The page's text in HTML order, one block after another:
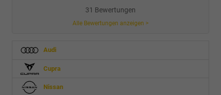
31 Bewertungen
Alle Bewertungen anzeigen >
Audi
Cupra
Nissan